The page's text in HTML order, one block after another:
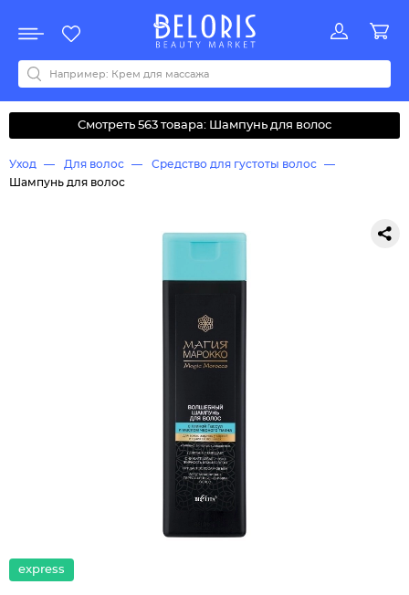
Акции
Все бренды
0-9ABCDEFGHIJKLMNOPQRSTUVWYZАБВДЗИМОКЛНПРСТУФ
Смотреть 563 товара: Шампунь для волос
Уход Для волос
Средство для густоты волос
Шампунь для волос
express